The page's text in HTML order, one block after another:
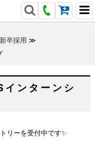
新卒採用 ≫
ンターンシ
リーを受付中です✨